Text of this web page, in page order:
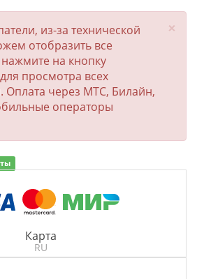
×
из-за технической
отобразить все
на кнопку
просмотра всех
Оплата через МТС, Билайн,
операторы
Карта
RU